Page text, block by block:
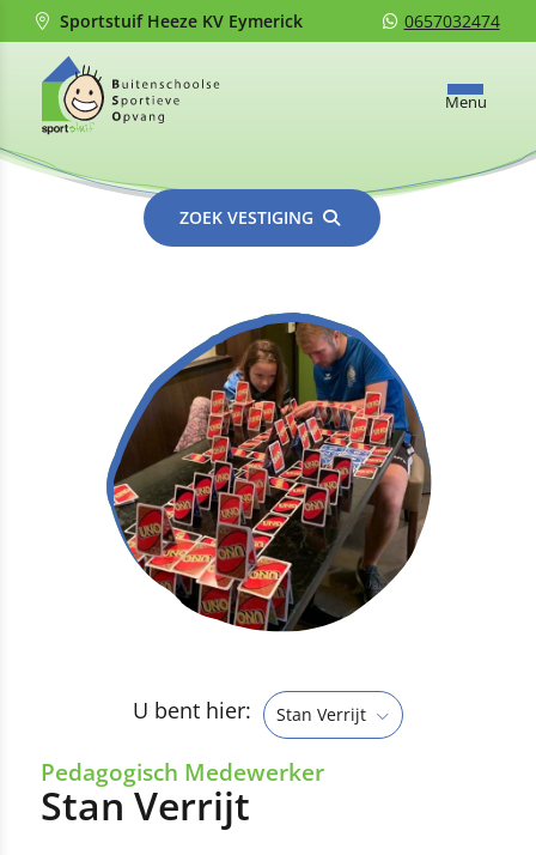
Sportstuif Heeze KV Eymerick 0657032474
Menu
ZOEK VESTIGING
U bent hier: Stan Verrijt
Pedagogisch Medewerker
Stan Verrijt